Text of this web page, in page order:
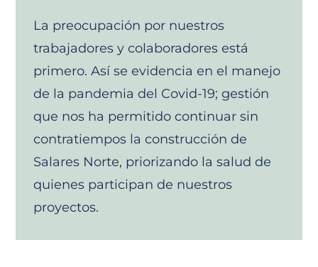
La preocupación por nuestros
trabajadores y colaboradores está
primero. Así se evidencia en el manejo
de la pandemia del Covid-19; gestión
que nos ha permitido continuar sin
contratiempos la construcción de
Salares Norte, priorizando la salud de
quienes participan de nuestros
proyectos.